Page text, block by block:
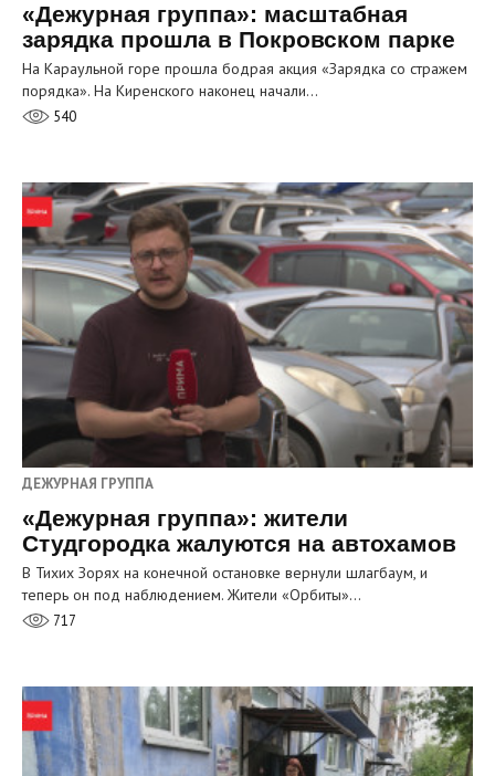
«Дежурная группа»: масштабная
зарядка прошла в Покровском парке
На Караульной горе прошла бодрая акция «Зарядка со стражем
порядка». На Киренского наконец начали…
540
ДЕЖУРНАЯ ГРУППА
«Дежурная группа»: жители
Студгородка жалуются на автохамов
В Тихих Зорях на конечной остановке вернули шлагбаум, и
теперь он под наблюдением. Жители «Орбиты»…
717